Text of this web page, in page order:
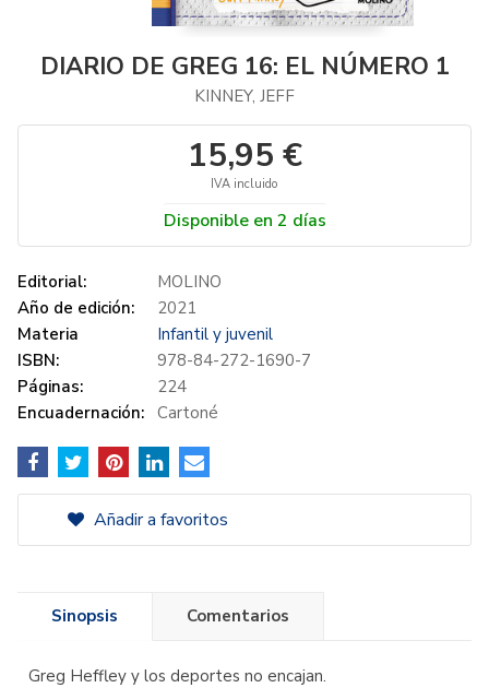
DIARIO DE GREG 16: EL NÚMERO 1
KINNEY, JEFF
15,95 €
IVA incluido
Disponible en 2 días
Editorial:
MOLINO
Año de edición:
2021
Materia
Infantil y juvenil
ISBN:
978-84-272-1690-7
Páginas:
224
Encuadernación: Cartoné
Añadir a favoritos
Sinopsis Comentarios
Greg Heffley y los deportes no encajan.